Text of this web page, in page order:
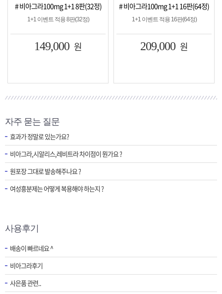
# 비아그라100mg 1+1 8판(32정)
1+1 이벤트 적용 8판(32정)
149,000 원
# 비아그라100mg 1+1 16판(64정)
1+1 이벤트 적용 16판(64정)
209,000 원
자주 묻는 질문
효과가 정말로 있는가요?
비아그라,시알리스,레비트라 차이점이 뭔가요 ?
원포장 그대로 발송해주나요 ?
여성흥분제는 어떻게 복용해야 하는지 ?
사용후기
배송이 빠르네요 ^
비아그라후기
사은품 관련..